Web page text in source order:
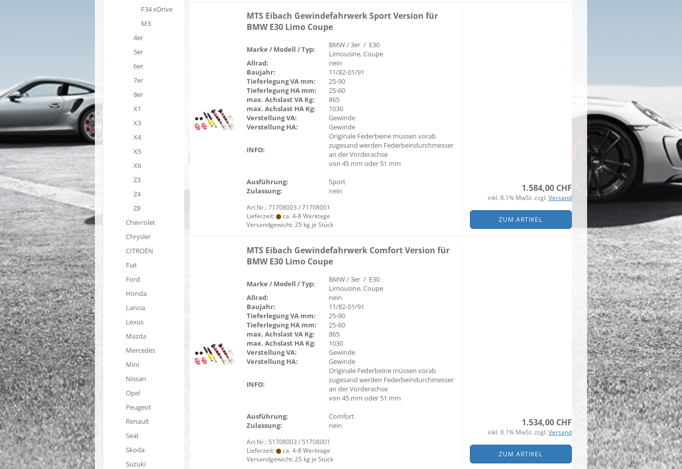
MTS Eibach Gewindefahrwerk Sport Version für
BMW E30 Limo Coupe
Marke / Modell / Typ:
BMW / 3er / E30
Limousine, Coupe
Allrad:
nein
Baujahr:
11/82-01/91
Tieferlegung VA mm:
25-90
Tieferlegung HA mm:
25-60
max. Achslast VA Kg:
865
max. Achslast HA Kg:
1030
Verstellung VA:
Gewinde
Verstellung HA:
Gewinde
INFO:
Originale Federbeine müssen vorab
zugesand werden Federbeindurchmesser
an der Vorderachse
von 45 mm oder 51 mm
Ausführung:
Sport
Zulassung:
nein
Art.Nr.: 71708003 / 71708001
Lieferzeit:
ca. 4-8 Werktage
Versandgewicht:25 kg je Stück
1.584,00 CHF
inkl. 8.1% MwSt. zzgl. Versand
ZUM ARTIKEL
MTS Eibach Gewindefahrwerk Comfort Version für
BMW E30 Limo Coupe
Marke / Modell / Typ:
BMW / 3er / E30
Limousine, Coupe
Allrad:
nein
Baujahr:
11/82-01/91
Tieferlegung VA mm:
25-90
Tieferlegung HA mm:
25-60
max. Achslast VA Kg:
865
max. Achslast HA Kg:
1030
Verstellung VA:
Gewinde
Verstellung HA:
Gewinde
INFO:
Originale Federbeine müssen vorab
zugesand werden Federbeindurchmesser
an der Vorderachse
von 45 mm oder 51 mm
Ausführung:
Comfort
Zulassung:
nein
Art.Nr.: 51708003 / 51708001
Lieferzeit:
ca. 4-8 Werktage
Versandgewicht:25 kg je Stück
1.534,00 CHF
inkl. 8.1% MwSt. zzgl. Versand
ZUM ARTIKEL
F34 xDrive
M3
4er
5er
6er
7er
8er
X1
X3
X4
X5
X6
Z3
Z4
Z8
Chevrolet
Chrysler
CITROËN
Fiat
Ford
Honda
Lancia
Lexus
Mazda
Mercedes
Mini
Nissan
Opel
Peugeot
Renault
Seat
Skoda
Suzuki